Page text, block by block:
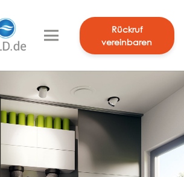
Rückruf
vereinbaren